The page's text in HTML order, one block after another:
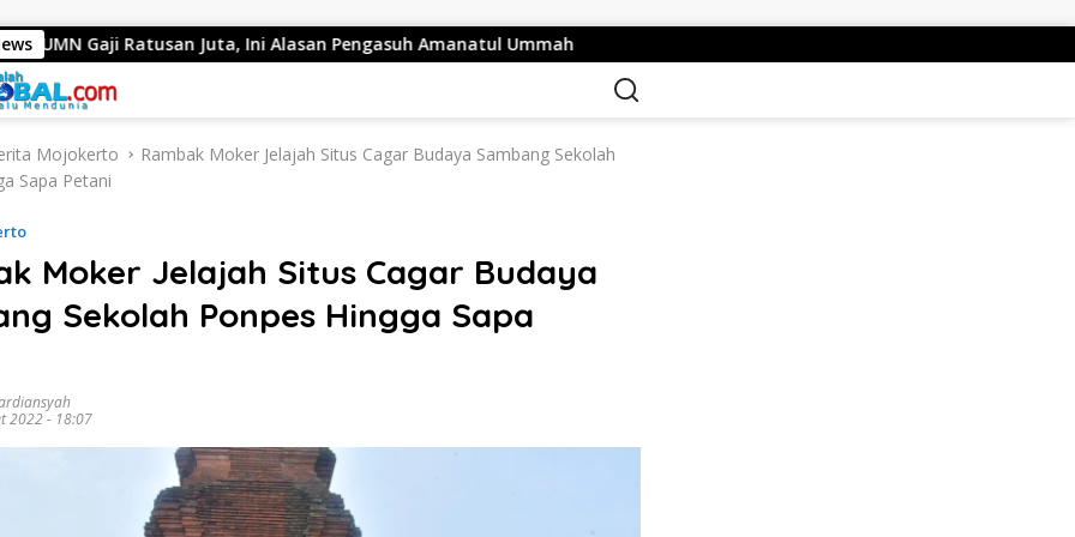
Juta, Ini Alasan Pengasuh Amanatul Ummah Bupati Mojokerto Dorong NasDem Jalin Kerja Sama Wujudkan
Mojokerto
Rambak Moker Jelajah Situs Cagar Budaya Sambang Sekolah
Sapa Petani
Moker Jelajah Situs Cagar Budaya
Sekolah Ponpes Hingga Sapa
2022 - 18:07